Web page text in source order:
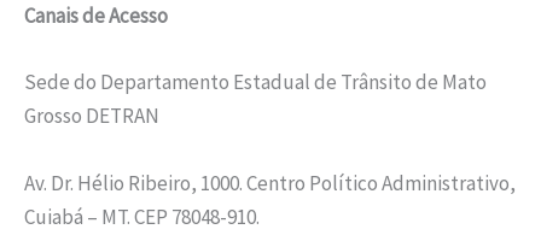
Canais de Acesso
Sede do Departamento Estadual de Trânsito de Mato
Grosso DETRAN
Av. Dr. Hélio Ribeiro, 1000. Centro Político Administrativo,
Cuiabá – MT. CEP 78048-910.